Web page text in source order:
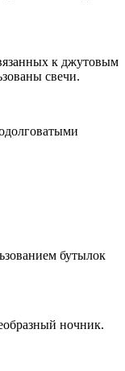
к джутовым
свечи.
бутылок
ночник.